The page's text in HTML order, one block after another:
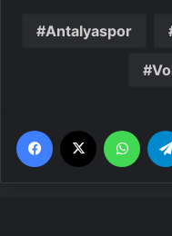
Antalyaspor
Facebook